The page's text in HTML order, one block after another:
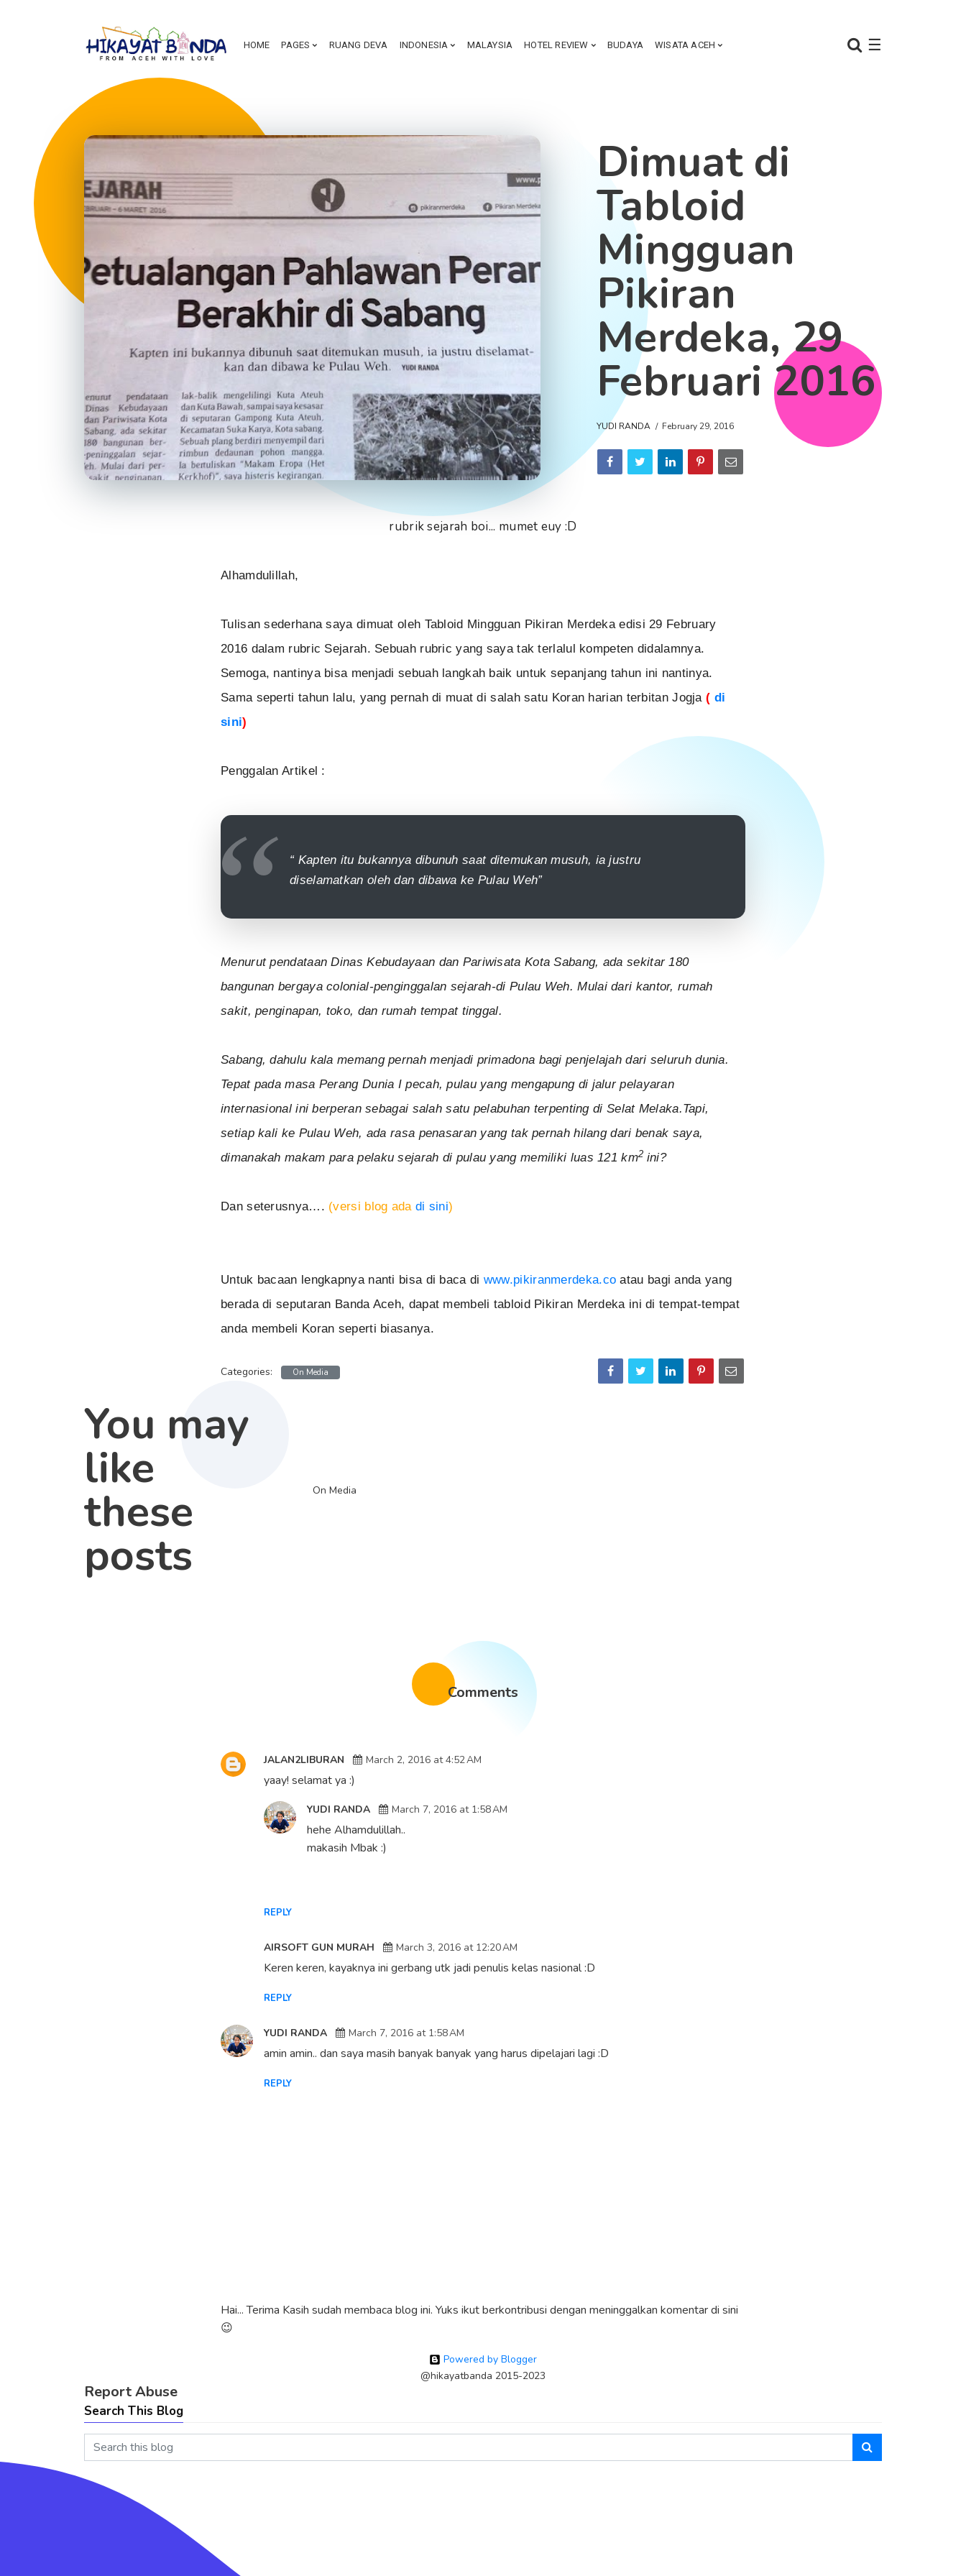
☰
HOME PAGES RUANG DEVA INDONESIA MALAYSIA HOTEL REVIEW BUDAYA WISATA ACEH
Dimuat di
Tabloid
Mingguan
Pikiran
Merdeka, 29
Februari 2016
YUDI RANDA February 29, 2016
rubrik sejarah boi... mumet euy :D
Alhamdulillah,
Tulisan sederhana saya dimuat oleh Tabloid Mingguan Pikiran Merdeka edisi 29 February
2016 dalam rubric Sejarah. Sebuah rubric yang saya tak terlalul kompeten didalamnya.
Semoga, nantinya bisa menjadi sebuah langkah baik untuk sepanjang tahun ini nantinya.
Sama seperti tahun lalu, yang pernah di muat di salah satu Koran harian terbitan Jogja( di
sini)
Penggalan Artikel :
“ Kapten itu bukannya dibunuh saat ditemukan musuh, ia justru
diselamatkan oleh dan dibawa ke Pulau Weh”
Menurut pendataan Dinas Kebudayaan dan Pariwisata Kota Sabang, ada sekitar 180
bangunan bergaya colonial-penginggalan sejarah-di Pulau Weh.Mulai dari kantor, rumah
sakit, penginapan, toko, dan rumah tempat tinggal.
Sabang, dahulu kala memang pernah menjadi primadona bagi penjelajah dari seluruh dunia.
Tepat pada masa Perang Dunia I pecah, pulau yang mengapung di jalur pelayaran
internasional ini berperan sebagai salah satu pelabuhan terpenting di Selat Melaka.Tapi,
setiap kali ke Pulau Weh, ada rasa penasaran yang tak pernah hilang dari benak saya,
dimanakah makam para pelaku sejarah di pulau yang memiliki luas 121 km2 ini?
Dan seterusnya…. (versi blog ada di sini)
Untuk bacaan lengkapnya nanti bisa di baca di www.pikiranmerdeka.co atau bagi anda yang
berada di seputaran Banda Aceh, dapat membeli tabloid Pikiran Merdeka ini di tempat-tempat
anda membeli Koran seperti biasanya.
Categories: On Media
You may
like
these
posts
On Media
Comments
JALAN2LIBURAN March 2, 2016 at 4:52 AM
yaay! selamat ya :)
REPLY
YUDI RANDA March 7, 2016 at 1:58 AM
hehe Alhamdulillah..
makasih Mbak :)
AIRSOFT GUN MURAH March 3, 2016 at 12:20 AM
Keren keren, kayaknya ini gerbang utk jadi penulis kelas nasional :D
REPLY
YUDI RANDA March 7, 2016 at 1:58 AM
amin amin.. dan saya masih banyak banyak yang harus dipelajari lagi :D
REPLY
Hai... Terima Kasih sudah membaca blog ini. Yuks ikut berkontribusi dengan meninggalkan komentar di sini
😉
Powered by Blogger
@hikayatbanda 2015-2023
Report Abuse
Search This Blog